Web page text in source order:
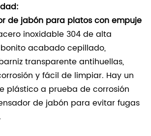
de jabón para platos con empuje
inoxidable 304 de alta
acabado cepillado,
transparente antihuellas,
y fácil de limpiar. Hay un
plástico a prueba de corrosión
de jabón para evitar fugas